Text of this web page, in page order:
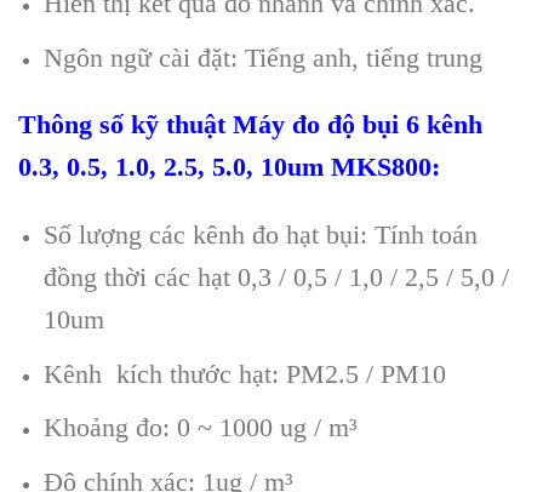
Ngôn ngữ cài đặt: Tiếng anh, tiếng trung
Thông số kỹ thuật Máy đo độ bụi 6 kênh
0.3, 0.5, 1.0, 2.5, 5.0, 10um MKS800:
Số lượng các kênh đo hạt bụi: Tính toán
đồng thời các hạt 0,3 / 0,5 / 1,0 / 2,5 / 5,0 /
10um
Kênh kích thước hạt: PM2.5 / PM10
Khoảng đo: 0 ~ 1000 ug / m³
Độ chính xác: 1ug / m³